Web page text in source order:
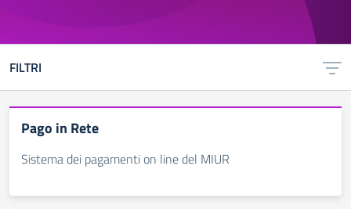
FILTRI
Pago in Rete
Sistema dei pagamenti on line del MIUR